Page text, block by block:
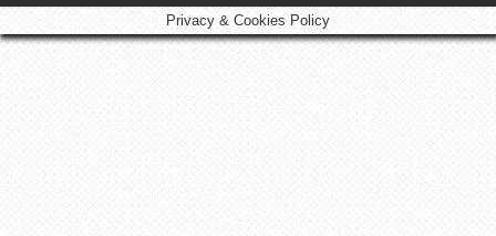
Privacy & Cookies Policy